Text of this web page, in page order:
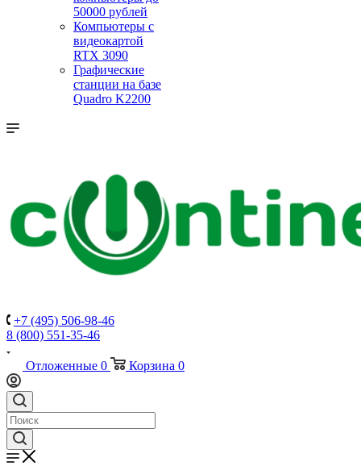
50000 рублей
Компьютеры с
видеокартой
RTX 3090
Графические
станции на базе
Quadro K2200
+7 (495) 506-98-46
8 (800) 551-35-46
Отложенные 0 Корзина 0